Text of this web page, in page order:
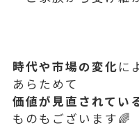
時代や市場の変化に
あらためて
価値が見直されてい
ものもございます🌈